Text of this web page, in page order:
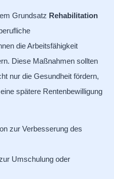
Grundsatz Rehabilitation
die Arbeitsfähigkeit
Diese Maßnahmen sollten
nur die Gesundheit fördern,
spätere Rentenbewilligung
zur Verbesserung des
Umschulung oder